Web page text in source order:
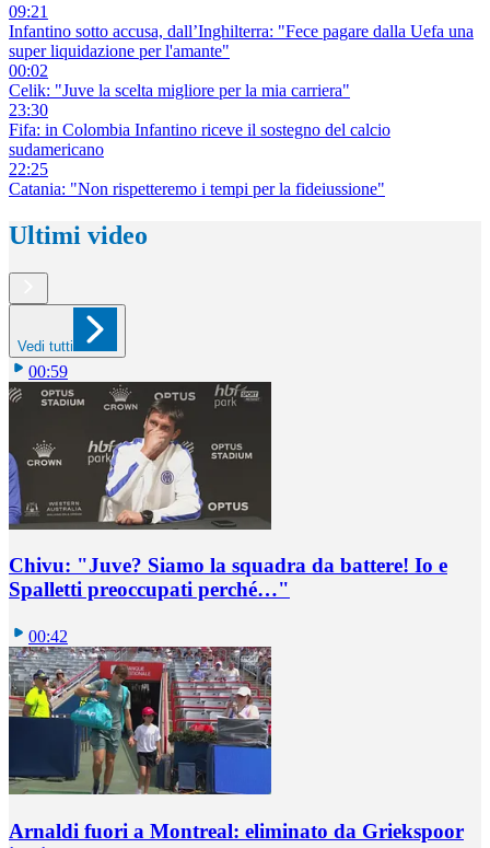
09:21
Infantino sotto accusa, dall’Inghilterra: "Fece pagare dalla Uefa una
super liquidazione per l'amante"
00:02
Celik: "Juve la scelta migliore per la mia carriera"
23:30
Fifa: in Colombia Infantino riceve il sostegno del calcio
sudamericano
22:25
Catania: "Non rispetteremo i tempi per la fideiussione"
Ultimi video
Vedi tutti
00:59
Chivu: "Juve? Siamo la squadra da battere! Io e
Spalletti preoccupati perché…"
00:42
Arnaldi fuori a Montreal: eliminato da Griekspoor